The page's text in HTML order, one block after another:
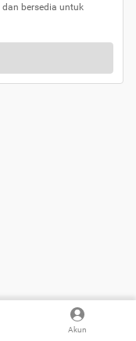
Akun
dan bersedia untuk